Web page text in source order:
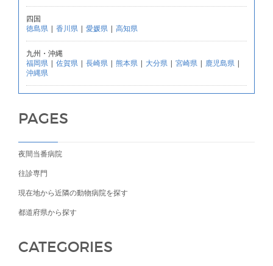
四国
徳島県 | 香川県 | 愛媛県 | 高知県
九州・沖縄
福岡県 | 佐賀県 | 長崎県 | 熊本県 | 大分県 | 宮崎県 | 鹿児島県 |
沖縄県
PAGES
夜間当番病院
往診専門
現在地から近隣の動物病院を探す
都道府県から探す
CATEGORIES